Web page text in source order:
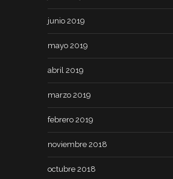
junio 2019
mayo 2019
abril 2019
marzo 2019
febrero 2019
noviembre 2018
octubre 2018